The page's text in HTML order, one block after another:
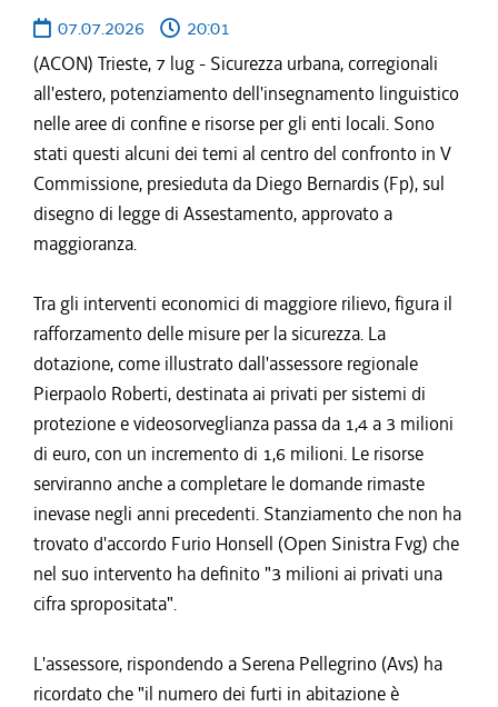
07.07.2026
20:01
(ACON) Trieste, 7 lug - Sicurezza urbana, corregionali
all'estero, potenziamento dell'insegnamento linguistico
nelle aree di confine e risorse per gli enti locali. Sono
stati questi alcuni dei temi al centro del confronto in V
Commissione, presieduta da Diego Bernardis (Fp), sul
disegno di legge di Assestamento, approvato a
maggioranza.
Tra gli interventi economici di maggiore rilievo, figura il
rafforzamento delle misure per la sicurezza. La
dotazione, come illustrato dall'assessore regionale
Pierpaolo Roberti, destinata ai privati per sistemi di
protezione e videosorveglianza passa da 1,4 a 3 milioni
di euro, con un incremento di 1,6 milioni. Le risorse
serviranno anche a completare le domande rimaste
inevase negli anni precedenti. Stanziamento che non ha
trovato d'accordo Furio Honsell (Open Sinistra Fvg) che
nel suo intervento ha definito "3 milioni ai privati una
cifra spropositata".
L'assessore, rispondendo a Serena Pellegrino (Avs) ha
ricordato che "il numero dei furti in abitazione è